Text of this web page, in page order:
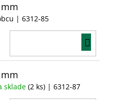
| 6312-85
sklade (2 ks) | 6312-87